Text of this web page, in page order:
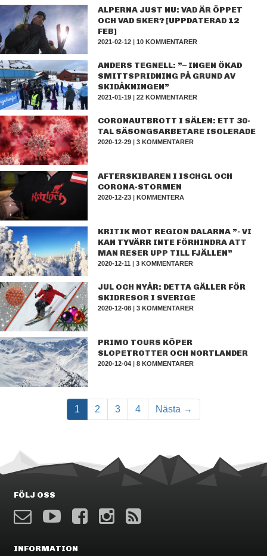
ALPERNA JUST NU: VAD ÄR ÖPPET
OCH VAD SKER? [UPPDATERAD 12
FEB]
2021-02-12 |10 KOMMENTARER
ANDERS TEGNELL: ”– INGEN ÖKAD
SMITTSPRIDNING PÅ GRUND AV
SKIDÅKNINGEN”
2021-01-19 |22 KOMMENTARER
CORONAUTBROTT I SÄLEN: ETT 30-
TAL SÄSONGSARBETARE ISOLERADE
2020-12-29 |3 KOMMENTARER
AFTERSKIBAREN I ISCHGL OCH
CORONA-STORMEN
2020-12-23 |KOMMENTERA
KRITIK MOT REGION DALARNA ”- VI
KAN TYVÄRR INTE FÖRHINDRA ATT
MAN RESER UPP TILL FJÄLLEN”
2020-12-11 |3 KOMMENTARER
JUL OCH NYÅR: DETTA GÄLLER FÖR
SKIDRESOR I SVERIGE
2020-12-08 |3 KOMMENTARER
PRIMO TOURS KÖPER
SLOPETROTTER OCH NORTLANDER
2020-12-04 |8 KOMMENTARER
1 2 3 4 Nästa →
FÖLJ OSS
INFORMATION